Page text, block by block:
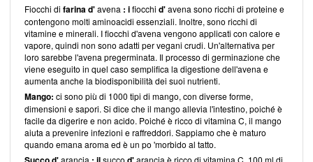
Fiocchi di farina d'avena : ifiocchi d'avena sono ricchi di proteine e
contengono molti aminoacidi essenziali. Inoltre, sono ricchi di
vitamine e minerali. I fiocchi d'avena vengono applicati con calore e
vapore, quindi non sono adatti per vegani crudi. Un'alternativa per
loro sarebbe l'avena pregerminata. Il processo di germinazione che
viene eseguito in quel caso semplifica la digestione dell'avena e
aumenta anche la biodisponibilità dei suoi nutrienti.
Mango: ci sono più di 1000 tipi di mango, con diverse forme,
dimensioni e sapori. Si dice che il mango allevia l'intestino, poiché è
facile da digerire e non acido. Poiché è ricco di vitamina C, il mango
aiuta a prevenire infezioni e raffreddori. Sappiamo che è maturo
quando emana aroma ed è un po 'morbido al tatto.
arancia succo
arancia è ricco di vitamina C. 100 ml di